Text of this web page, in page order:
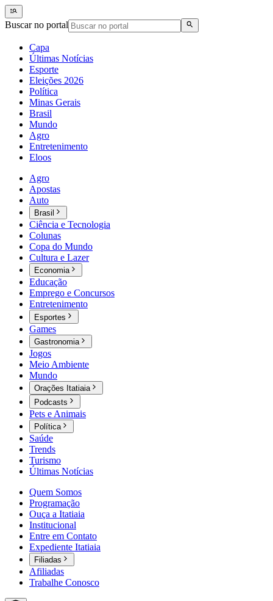
Buscar no portal
Capa
Últimas Notícias
Esporte
Eleições 2026
Política
Minas Gerais
Brasil
Mundo
Agro
Entretenimento
Eloos
Agro
Apostas
Auto
Brasil
Ciência e Tecnologia
Colunas
Copa do Mundo
Cultura e Lazer
Economia
Educação
Emprego e Concursos
Entretenimento
Esportes
Games
Gastronomia
Jogos
Meio Ambiente
Mundo
Orações Itatiaia
Podcasts
Pets e Animais
Política
Saúde
Trends
Turismo
Últimas Notícias
Quem Somos
Programação
Ouça a Itatiaia
Institucional
Entre em Contato
Expediente Itatiaia
Filiadas
Afiliadas
Trabalhe Conosco